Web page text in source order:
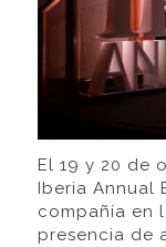
El 19 y 20 de
Iberia Annual
compañía en
presencia de